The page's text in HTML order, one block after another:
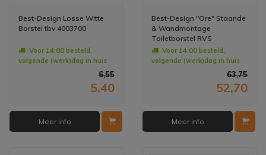
Best-Design Losse Witte
Borstel tbv 4003700
Voor 14:00 besteld,
volgende (werk)dag in huis
6,55
5,40
Meer info
Best-Design "Ore" Staande
& Wandmontage
Toiletborstel RVS
Geborsteld
Voor 14:00 besteld,
volgende (werk)dag in huis
63,75
52,70
Meer info